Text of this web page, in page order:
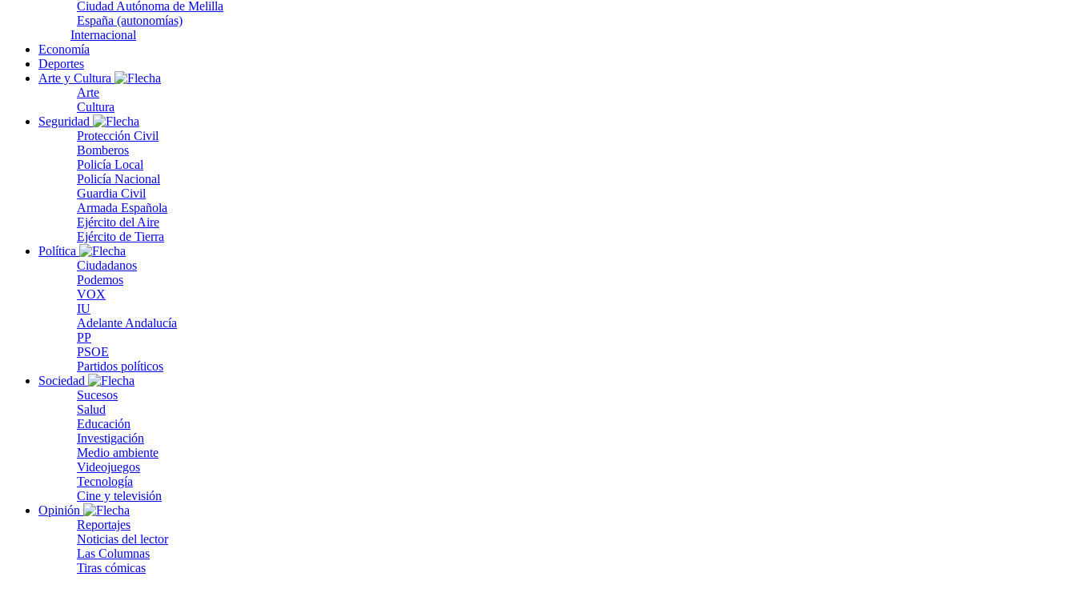
Ciudad Autónoma de Melilla
España (autonomías)
Internacional
Economía
Deportes
Arte y Cultura
Arte
Cultura
Seguridad
Protección Civil
Bomberos
Policía Local
Policía Nacional
Guardia Civil
Armada Española
Ejército del Aire
Ejército de Tierra
Política
Ciudadanos
Podemos
VOX
IU
Adelante Andalucía
PP
PSOE
Partidos políticos
Sociedad
Sucesos
Salud
Educación
Investigación
Medio ambiente
Videojuegos
Tecnología
Cine y televisión
Opinión
Reportajes
Noticias del lector
Las Columnas
Tiras cómicas